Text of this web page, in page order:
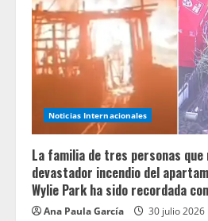
Noticias Internacionales
La familia de tres personas que
devastador incendio del
Wylie Park ha sido recordada
Ana Paula García 30 julio 2026